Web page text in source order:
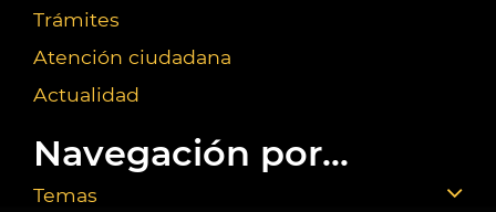
Trámites
Atención ciudadana
Actualidad
Navegación por...
Temas